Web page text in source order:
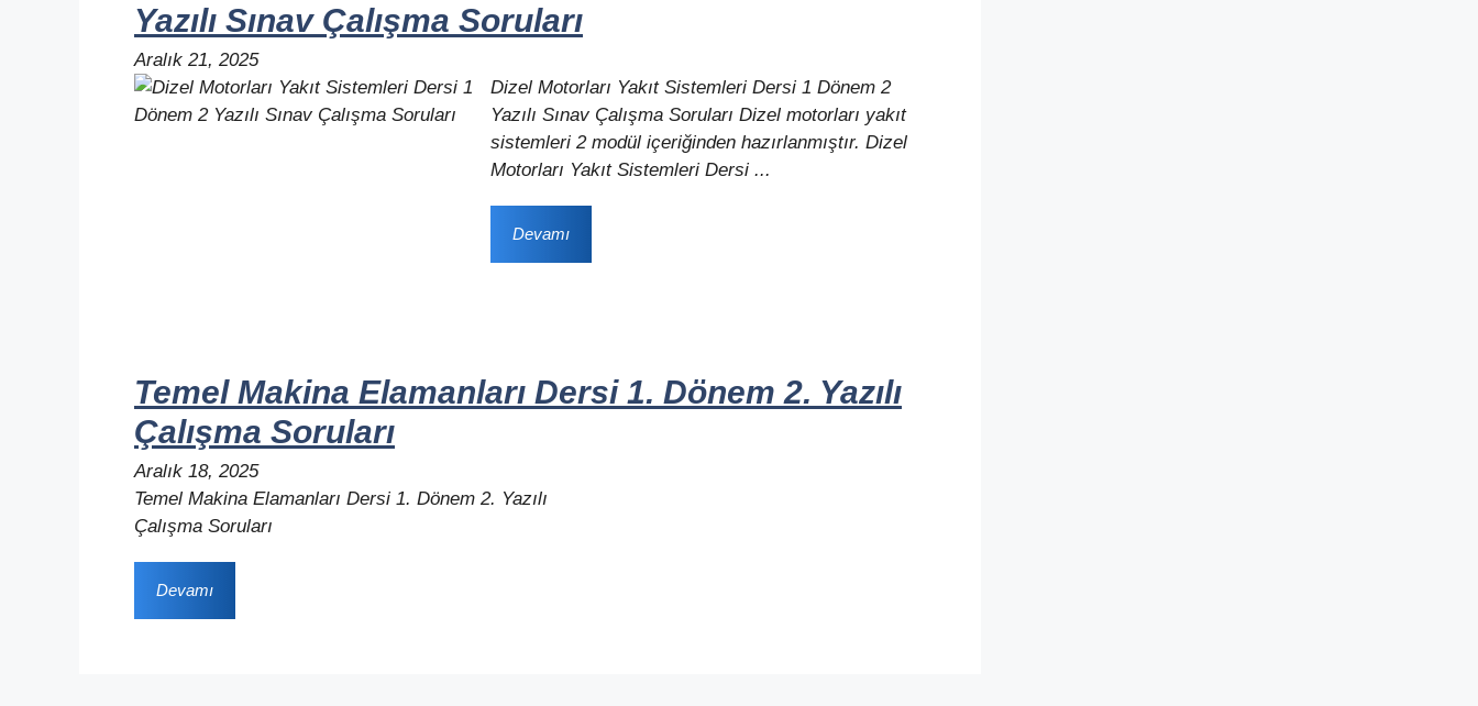
Yazılı Sınav Çalışma Soruları
Aralık 21, 2025
Dizel Motorları Yakıt Sistemleri Dersi 1 Dönem 2
Yazılı Sınav Çalışma Soruları Dizel motorları yakıt
sistemleri 2 modül içeriğinden hazırlanmıştır. Dizel
Motorları Yakıt Sistemleri Dersi ...
Devamı
Temel Makina Elamanları Dersi 1. Dönem 2. Yazılı
Çalışma Soruları
Aralık 18, 2025
Temel Makina Elamanları Dersi 1. Dönem 2. Yazılı
Çalışma Soruları
Devamı